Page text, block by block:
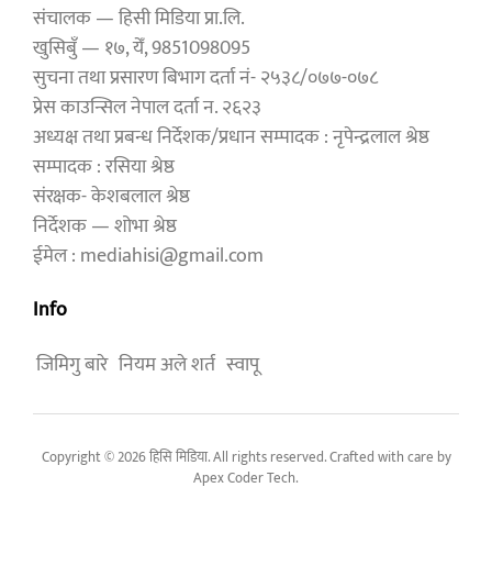
संचालक — हिसी मिडिया प्रा.लि.
खुसिबुँ — १७, येँ, 9851098095
सुचना तथा प्रसारण बिभाग दर्ता नं- २५३८/०७७-०७८
प्रेस काउन्सिल नेपाल दर्ता न. २६२३
अध्यक्ष तथा प्रबन्ध निर्देशक/प्रधान सम्पादक : नृपेन्द्रलाल श्रेष्ठ
सम्पादक : रसिया श्रेष्ठ
संरक्षक- केशबलाल श्रेष्ठ
निर्देशक — शोभा श्रेष्ठ
ईमेल : mediahisi@gmail.com
Info
जिमिगु बारे नियम अले शर्त स्वापू
Copyright © 2026 हिसि मिडिया. All rights reserved. Crafted with care by
Apex Coder Tech.